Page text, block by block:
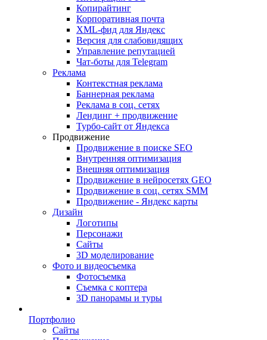
Копирайтинг
Корпоративная почта
XML-фид для Яндекс
Версия для слабовидящих
Управление репутацией
Чат-боты для Telegram
Реклама
Контекстная реклама
Баннерная реклама
Реклама в соц. сетях
Лендинг + продвижение
Турбо-сайт от Яндекса
Продвижение
Продвижение в поиске SEO
Внутренняя оптимизация
Внешняя оптимизация
Продвижение в нейросетях GEO
Продвижение в соц. сетях SMM
Продвижение - Яндекс карты
Дизайн
Логотипы
Персонажи
Сайты
3D моделирование
Фото и видеосъемка
Фотосъемка
Съемка с коптера
3D панорамы и туры
Портфолио
Сайты